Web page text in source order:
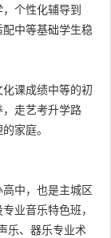
个性化辅导到
中等基础学生稳
课成绩中等的初
走艺考升学路
家庭。
中，也是主城区
业音乐特色班，
乐、器乐专业术